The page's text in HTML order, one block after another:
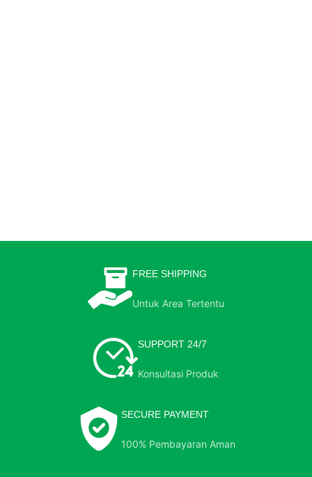
FREE SHIPPING
Untuk Area Tertentu
SUPPORT 24/7
Konsultasi Produk
SECURE PAYMENT
100% Pembayaran Aman